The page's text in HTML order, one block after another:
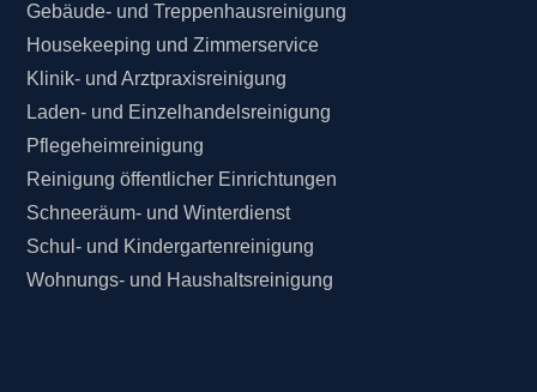
Gebäude- und Treppenhausreinigung
Housekeeping und Zimmerservice
Klinik- und Arztpraxisreinigung
Laden- und Einzelhandelsreinigung
Pflegeheimreinigung
Reinigung öffentlicher Einrichtungen
Schneeräum- und Winterdienst
Schul- und Kindergartenreinigung
Wohnungs- und Haushaltsreinigung